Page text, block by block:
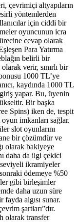
çevrimiçi altyapıların
yöntemlerden
için ciddi bir
oyuncunun icra
cevap olarak
Para Yatırma
belirli bir
verir, sınırlı bir
1000 TL’ye
kaydında 1000 TL
yapar. Bu, üyenin
Bir başka
Spins) iken de, tespit
imkanları sağlar.
slot oyunlarını
bir çözümdür ve
olarak bakiyeye
daha da ilgi çekici
ikramiyeler
ödemeye %50
gibi birleşimler
daha uzun süre
algısı sunar.
şartları”dır.
olarak transfer